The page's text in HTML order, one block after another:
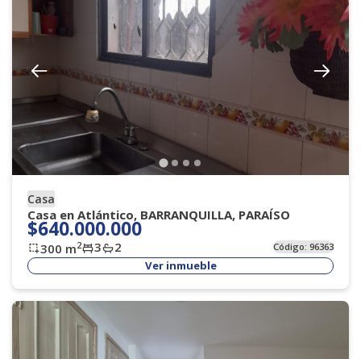
Casa
Casa en Atlántico, BARRANQUILLA, PARAÍSO
$640.000.000
300 m2 3 2 Código:96363
Ver inmueble